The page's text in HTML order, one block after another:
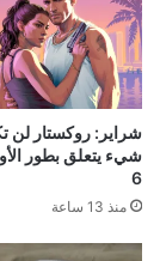
شراير: روكستار
6
منذ 13 ساعة